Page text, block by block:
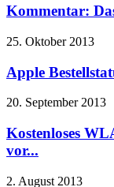
Kommentar:
25. Oktober 2013
Apple
20. September 2013
Kostenloses
vor...
2. August 2013